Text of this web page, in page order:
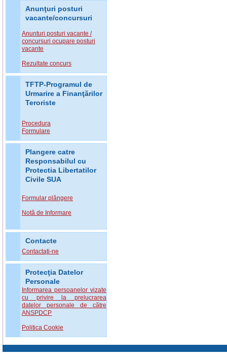
Anunţuri posturi
vacante/concursuri
Anunturi posturi vacante /
concursuri ocupare posturi
vacante
Rezultate concurs
TFTP-Programul de
Urmarire a Finanţărilor
Teroriste
Procedura
Formulare
Plangere catre
Responsabilul cu
Protectia Libertatilor
Civile SUA
Formular plângere
Notă de Informare
Contacte
Contactaţi-ne
Protecţia Datelor
Personale
Informarea persoanelor vizate
cu privire la prelucrarea
datelor personale de către
ANSPDCP
Politica Cookie